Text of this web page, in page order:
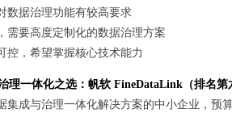
数据治理功能有较高要求
需要高度定制化的数据治理方案
控，希望掌握核心技术能力
理一体化之选：帆软 FineDataLink（排名第
集成与治理一体化解决方案的中小企业，预